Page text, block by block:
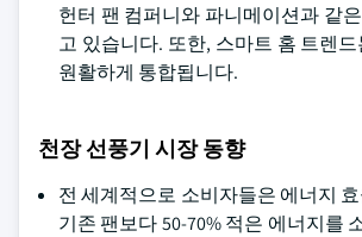
헌터 팬 컴퍼니와 파니메이션과 같
고 있습니다. 또한, 스마트 홈 트렌
원활하게 통합됩니다.
천장 선풍기 시장 동향
전 세계적으로 소비자들은 에너지
기존 팬보다 50-70% 적은 에너지를